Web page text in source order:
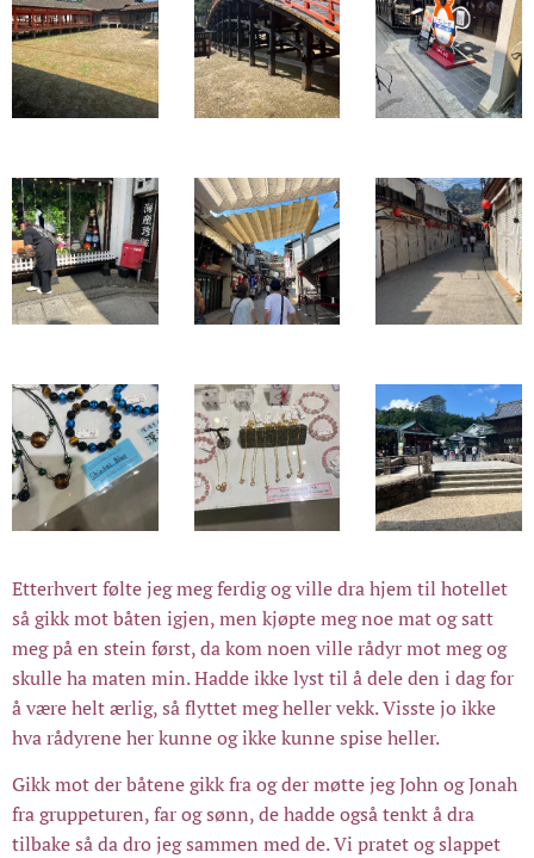
Etterhvert følte jeg meg ferdig og ville dra hjem til hotellet
så gikk mot båten igjen, men kjøpte meg noe mat og satt
meg på en stein først, da kom noen ville rådyr mot meg og
skulle ha maten min. Hadde ikke lyst til å dele den i dag for
å være helt ærlig, så flyttet meg heller vekk. Visste jo ikke
hva rådyrene her kunne og ikke kunne spise heller.
Gikk mot der båtene gikk fra og der møtte jeg John og Jonah
fra gruppeturen, far og sønn, de hadde også tenkt å dra
tilbake så da dro jeg sammen med de. Vi pratet og slappet